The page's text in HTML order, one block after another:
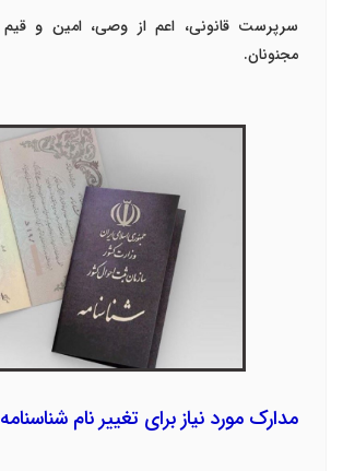
سرپرست قانونی، اعم از وصی، امین و قیم
مجنونان.
مدارک مورد نیاز برای تغییر نام